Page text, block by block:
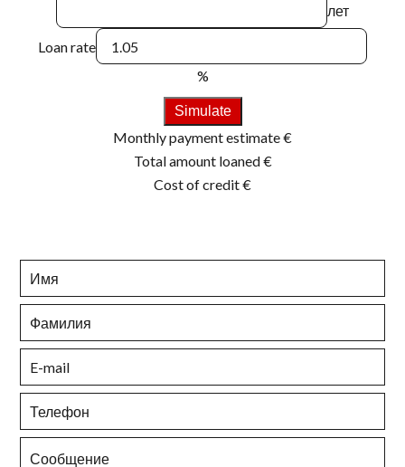
лет
Loan rate
%
Simulate
Monthly payment estimate€
Total amount loaned€
Cost of credit€